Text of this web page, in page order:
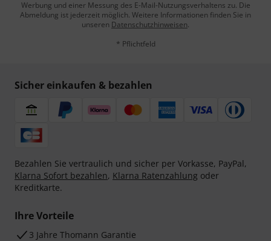
Werbung und einer Messung des E-Mail-Nutzungsverhaltens zu. Die
Abmeldung ist jederzeit möglich. Weitere Informationen finden Sie in
unseren Datenschutzhinweisen.
* Pflichtfeld
Sicher einkaufen & bezahlen
Bezahlen Sie vertraulich und sicher per Vorkasse, PayPal,
Klarna Sofort bezahlen, Klarna Ratenzahlung oder
Kreditkarte.
Ihre Vorteile
3 Jahre Thomann Garantie